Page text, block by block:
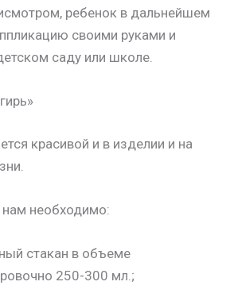
ребенок в дальнейшем
своими руками и
саду или школе.
красивой и в изделии и на
необходимо:
стакан в объеме
250-300 мл.;